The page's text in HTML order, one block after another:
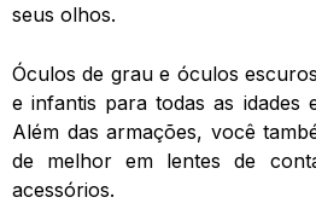
seus olhos.
Óculos de grau e óculos
e infantis para todas as idades
Além das armações, você
de melhor em lentes de
acessórios.